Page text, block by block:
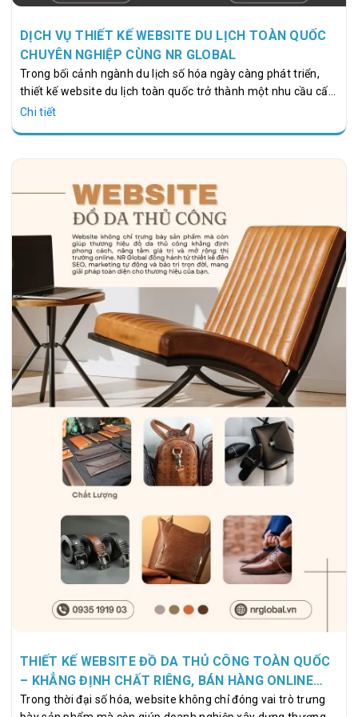
DỊCH VỤ THIẾT KẾ WEBSITE DU LỊCH TOÀN QUỐC
CHUYÊN NGHIỆP CÙNG NR GLOBAL
Trong bối cảnh ngành du lịch số hóa ngày càng phát triển,
thiết kế website du lịch toàn quốc trở thành một nhu cầu cấp
thiết cho các doanh nghiệp lữ hành, khách sạn, resort và
án Web và 500 chiến dịch Marketing, cung cấp Dịch vụ thiết…
Chi tiết
THIẾT KẾ WEBSITE ĐỒ DA THỦ CÔNG TOÀN QUỐC
– KHẲNG ĐỊNH CHẤT RIÊNG, BÁN HÀNG ONLINE
CHUYÊN NGHIỆP
Trong thời đại số hóa, website không chỉ đóng vai trò trưng